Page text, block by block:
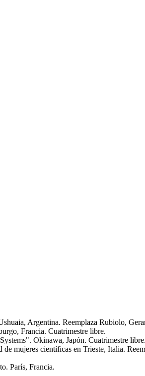
Argentina. Reemplaza Rubiolo,
Francia. Cuatrimestre libre.
Okinawa, Japón. Cuatrimestre libre.
mujeres científicas en Trieste, Italia.
París, Francia.